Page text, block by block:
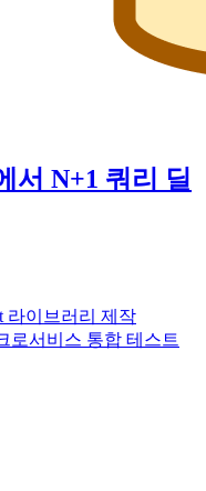
서 N+1 쿼리 딜
라이브러리 제작
로서비스 통합 테스트